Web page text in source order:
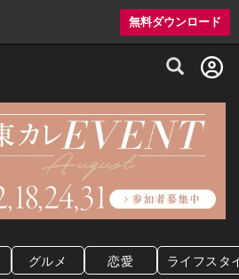
無料ダウンロード
グルメ情報・プレミアムレストラン予約
グルメ 恋愛 ライフスタ